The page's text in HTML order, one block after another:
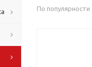
По популярности